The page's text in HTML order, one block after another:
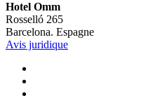
Hotel Omm
Rosselló 265
Barcelona. Espagne
Avis juridique